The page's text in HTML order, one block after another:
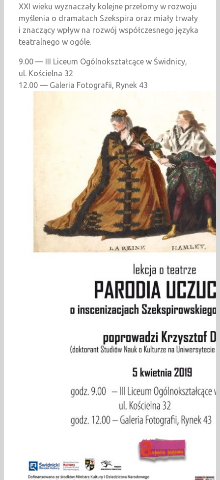
XXI wieku wyznaczały kolejne przełomy w rozwoju
myślenia o dramatach Szekspira oraz miały trwały
i znaczący wpływ na rozwój współczesnego języka
teatralnego w ogóle.
9.00 — III Liceum Ogólnokształcące w Świdnicy,
ul. Kościelna 32
12.00 — Galeria Fotografii, Rynek 43